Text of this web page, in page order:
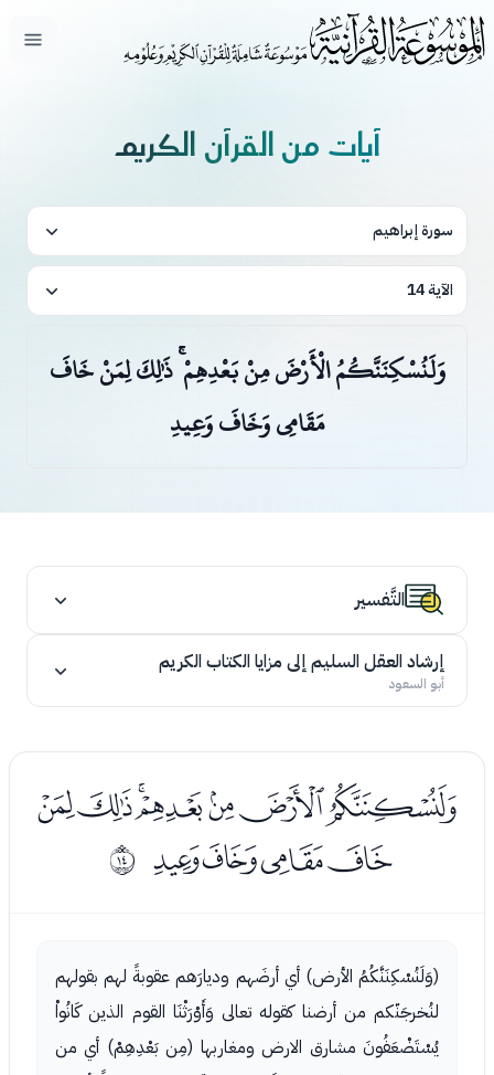
فتح
آيات من القرآن الكريم
سورة إبراهيم
الآية 14
وَلَنُسْكِنَنَّكُمُ الْأَرْضَ مِنْ بَعْدِهِمْ ۚ ذَٰلِكَ لِمَنْ خَافَ
مَقَامِي وَخَافَ وَعِيدِ
التَّفسير
إرشاد العقل السليم إلى مزايا الكتاب الكريم
أبو السعود
ﮗﮘﮙﮚﮛﮜﮝ
ﮞﮟﮠﮡ ﰍ
(وَلَنُسْكِنَنَّكُمُ الأرض) أي أرضَهم وديارَهم عقوبةً لهم بقولهم
لنُخرجَنّكم من أرضنا كقوله تعالى وَأَوْرَثْنَا القوم الذين كَانُواْ
يُسْتَضْعَفُونَ مشارق الارض ومغاربها (مِن بَعْدِهِمْ) أي من